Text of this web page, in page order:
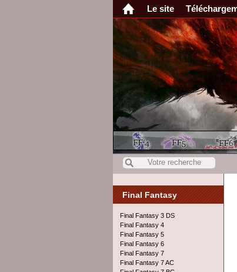
Le site
Final Fantasy
Final Fantasy 3 DS
Final Fantasy 4
Final Fantasy 5
Final Fantasy 6
Final Fantasy 7
Final Fantasy 7 AC